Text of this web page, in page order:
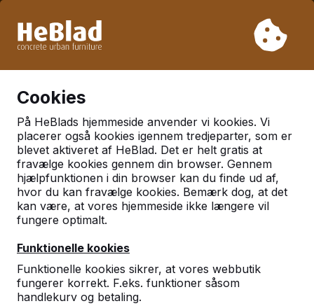
Så tag venligst højde for længere leveringstider.
Cookies
På HeBlads hjemmeside anvender vi kookies. Vi
placerer også kookies igennem tredjeparter, som er
blevet aktiveret af HeBlad. Det er helt gratis at
fravælge kookies gennem din browser. Gennem
hjælpfunktionen i din browser kan du finde ud af,
hvor du kan fravælge kookies. Bemærk dog, at det
kan være, at vores hjemmeside ikke længere vil
fungere optimalt.
Funktionelle kookies
Funktionelle kookies sikrer, at vores webbutik
fungerer korrekt. F.eks. funktioner såsom
handlekurv og betaling.
Vi har solgt over 30.000 borde
Bordtennisborde